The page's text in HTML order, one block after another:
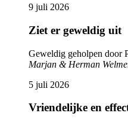
9 juli 2026
Ziet er geweldig uit
Geweldig geholpen door
Marjan & Herman
5 juli 2026
Vriendelijke en